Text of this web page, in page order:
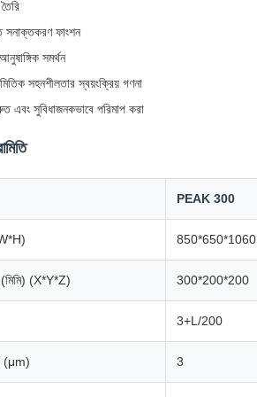
সনাক্তকরণ ফাংশন
সমর্থন
সহনশীলতার স্বয়ংক্রিয় গণনা
এবং সুবিধাজনকভাবে পরিমাপ করা
PEAK 300
850*650*1060
(মিমি) (X*Y*Z) 300*200*200
3+L/200
(μm) 3